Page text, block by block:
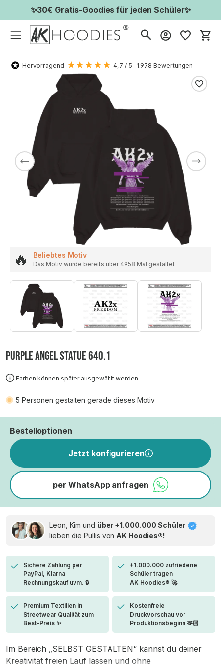
✨30€ Gratis-Goodies für jeden Schüler✨
Hervorragend 4,7 / 5 1.978 Bewertungen
🔥 Beliebtes Motiv
Das Motiv wurde bereits über 4958 Mal gestaltet
PURPLE ANGEL STATUE 640.1
Farben können später ausgewählt werden
5 Personen gestalten gerade dieses Motiv
Bestelloptionen
Jetzt konfigurieren
per WhatsApp anfragen
Leon, Kim und über +1.000.000 Schüler
lieben die Pullis von AK Hoodies®!
Sichere Zahlung per
PayPal, Klarna
Rechnungskauf uvm. 🔒
+1.000.000 zufriedene
Schüler tragen
AK Hoodies® 🚀
Premium Textilien in
Streetwear Qualität zum
Best-Preis ✨
Kostenfreie
Druckvorschau vor
Produktionsbeginn 🫶🏻
Im Bereich „SELBST GESTALTEN“ kannst du deiner
Kreativität freien Lauf lassen und ohne